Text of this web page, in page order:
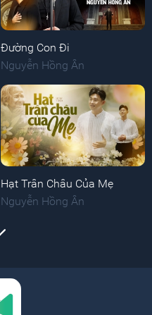
Đường Con Đi
Nguyễn Hồng Ân
Hạt Trân Châu Của Mẹ
Nguyễn Hồng Ân